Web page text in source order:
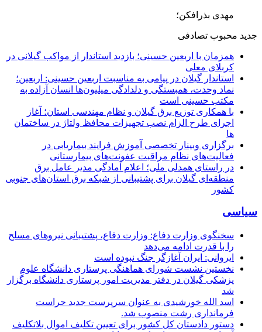
مهدی بذرافکن؛
جدید محبوب تصادفی
همزمان با اربعین حسینی؛ بازدید استاندار از مواکب گیلانی در
کربلای معلی
استاندار گیلان در پیامی به مناسبت اربعین حسینی: اربعین؛
نماد وحدت، همبستگی و دلدادگی میلیون‌ها انسان آزاده به
مکتب حسینی است
با همکاری توزیع برق گیلان و نظام مهندسی استان؛ آغاز
اجرای طرح الزام نصب تجهیزات محافظ ولتاژ در ساختمان
ها
برگزاری وبینار تخصصی آموزش فرایند بیماریابی در
فعالیت‌های نظام مراقبت عفونت‌های بیمارستانی
در راستای همدلی ملی؛ اعلام آمادگی مدیر عامل برق
منطقه‌ای گیلان برای پشتیبانی از شبكه برق استان‌های جنوبی
كشور
سیاسی
سخنگوی وزارت دفاع: وزارت دفاع، پشتیبانی نیرو‌های مسلح
را با قدرت ادامه می‌دهد
ایروانی: ایران آغازگر جنگ نبوده است
نخستین نشست شورای هماهنگی پرستاری دانشگاه علوم
پزشکی گیلان در دفتر مدیریت امور پرستاری دانشگاه برگزار
شد
اسد الله خورشیدی به عنوان سرپرست جدید حراست
فرمانداری رشت منصوب شد.
دستور دادستان کل کشور برای تعیین تکلیف اموال بلاتکلیف